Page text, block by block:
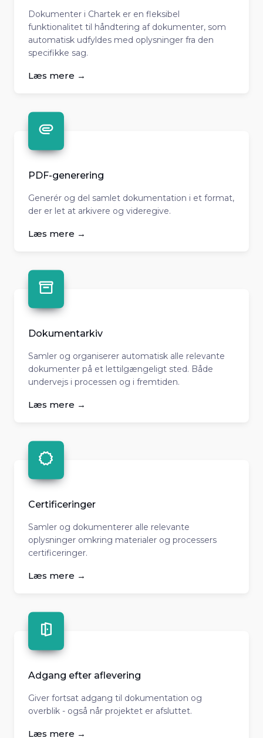
Dokumenter i Chartek er en fleksibel
funktionalitet til håndtering af dokumenter, som
automatisk udfyldes med oplysninger fra den
specifikke sag.
Læs mere →
PDF-generering
Generér og del samlet dokumentation i et format,
der er let at arkivere og videregive.
Læs mere →
Dokumentarkiv
Samler og organiserer automatisk alle relevante
dokumenter på et lettilgængeligt sted. Både
undervejs i processen og i fremtiden.
Læs mere →
Certificeringer
Samler og dokumenterer alle relevante
oplysninger omkring materialer og processers
certificeringer.
Læs mere →
Adgang efter aflevering
Giver fortsat adgang til dokumentation og
overblik - også når projektet er afsluttet.
Læs mere →